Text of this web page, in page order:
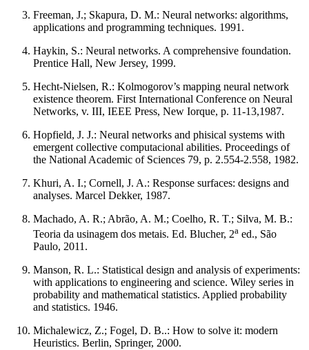
Freeman, J.; Skapura, D. M.: Neural networks: algorithms,
applications and programming techniques. 1991.
Haykin, S.: Neural networks. A comprehensive foundation.
Prentice Hall, New Jersey, 1999.
Hecht-Nielsen, R.: Kolmogorov’s mapping neural network
existence theorem. First International Conference on Neural
Networks, v. III, IEEE Press, New Iorque, p. 11-13,1987.
Hopfield, J. J.: Neural networks and phisical systems with
emergent collective computacional abilities. Proceedings of
the National Academic of Sciences 79, p. 2.554-2.558, 1982.
Khuri, A. I.; Cornell, J. A.: Response surfaces: designs and
analyses. Marcel Dekker, 1987.
Machado, A. R.; Abrão, A. M.; Coelho, R. T.; Silva, M. B.:
Teoria da usinagem dos metais. Ed. Blucher, 2a ed., São
Paulo, 2011.
Manson, R. L.: Statistical design and analysis of experiments:
with applications to engineering and science. Wiley series in
probability and mathematical statistics. Applied probability
and statistics. 1946.
Michalewicz, Z.; Fogel, D. B..: How to solve it: modern
Heuristics. Berlin, Springer, 2000.